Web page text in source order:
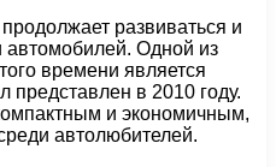
развиваться и
автомобилей. Одной из
времени является
в 2010 году.
и экономичным,
автолюбителей.